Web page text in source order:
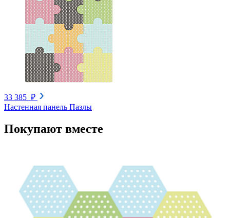
33 385 ₽
Настенная панель Пазлы
Покупают вместе